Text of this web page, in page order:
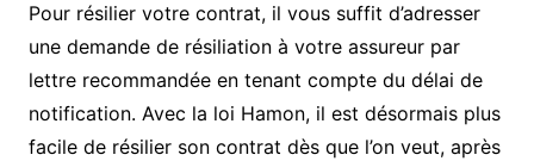
Pour résilier votre contrat, il vous suffit d’adresser
une demande de résiliation à votre assureur par
lettre recommandée en tenant compte du délai de
notification. Avec la loi Hamon, il est désormais plus
facile de résilier son contrat dès que l’on veut, après